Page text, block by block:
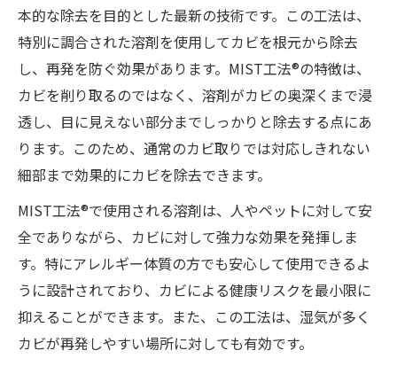
本的な除去を目的とした最新の技術です。この工法は、
特別に調合された溶剤を使用してカビを根元から除去
し、再発を防ぐ効果があります。MIST工法®の特徴は、
カビを削り取るのではなく、溶剤がカビの奥深くまで浸
透し、目に見えない部分までしっかりと除去する点にあ
ります。このため、通常のカビ取りでは対応しきれない
細部まで効果的にカビを除去できます。
MIST工法®で使用される溶剤は、人やペットに対して安
全でありながら、カビに対して強力な効果を発揮しま
す。特にアレルギー体質の方でも安心して使用できるよ
うに設計されており、カビによる健康リスクを最小限に
抑えることができます。また、この工法は、湿気が多く
カビが再発しやすい場所に対しても有効です。